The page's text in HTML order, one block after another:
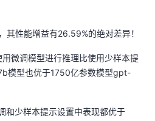
性能增益有26.59%的绝对差异！
微调模型进行推理比使用少样本提
模型也优于1750亿参数模型gpt-
和少样本提示设置中表现都优于